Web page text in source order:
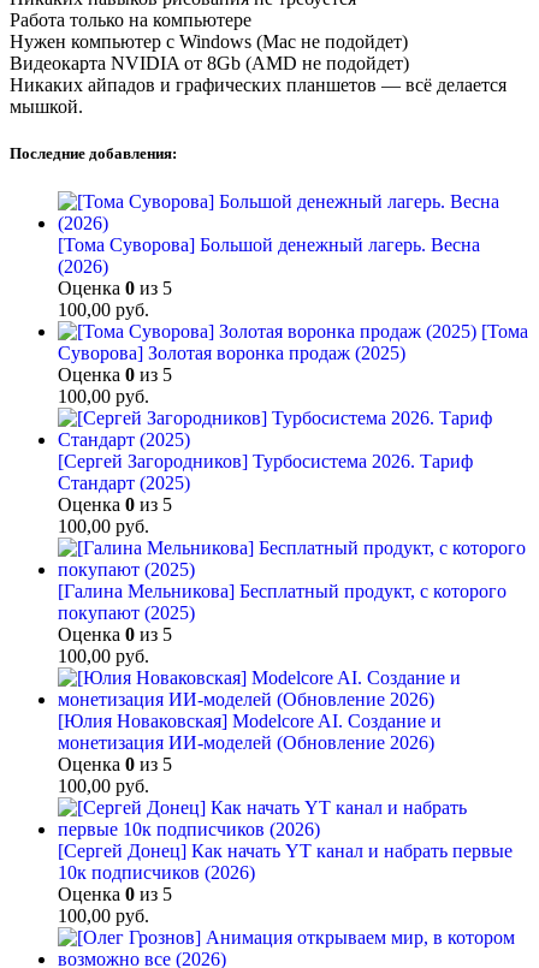
Работа только на компьютере
Нужен компьютер с Windows (Mac не подойдет)
Видеокарта NVIDIA от 8Gb (AMD не подойдет)
Никаких айпадов и графических планшетов — всё делается
мышкой.
Последние добавления:
[Тома Суворова] Большой денежный лагерь. Весна
(2026)
Оценка 0 из 5
100,00 руб.
[Тома
Суворова] Золотая воронка продаж (2025)
Оценка 0 из 5
100,00 руб.
[Сергей Загородников] Турбосистема 2026. Тариф
Стандарт (2025)
Оценка 0 из 5
100,00 руб.
[Галина Мельникова] Бесплатный продукт, с которого
покупают (2025)
Оценка 0 из 5
100,00 руб.
[Юлия Новаковская] Modelcore AI. Создание и
монетизация ИИ-моделей (Обновление 2026)
Оценка 0 из 5
100,00 руб.
[Сергей Донец] Как начать YT канал и набрать первые
10к подписчиков (2026)
Оценка 0 из 5
100,00 руб.